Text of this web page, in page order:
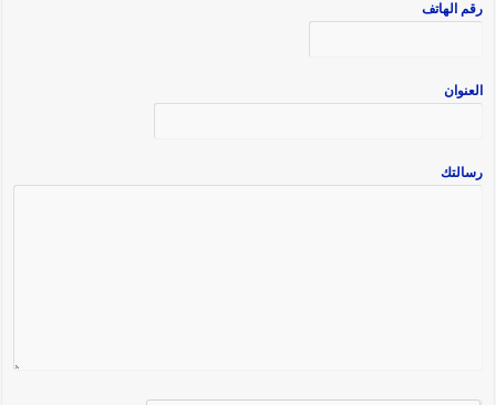
رقم الهاتف
العنوان
رسالتك